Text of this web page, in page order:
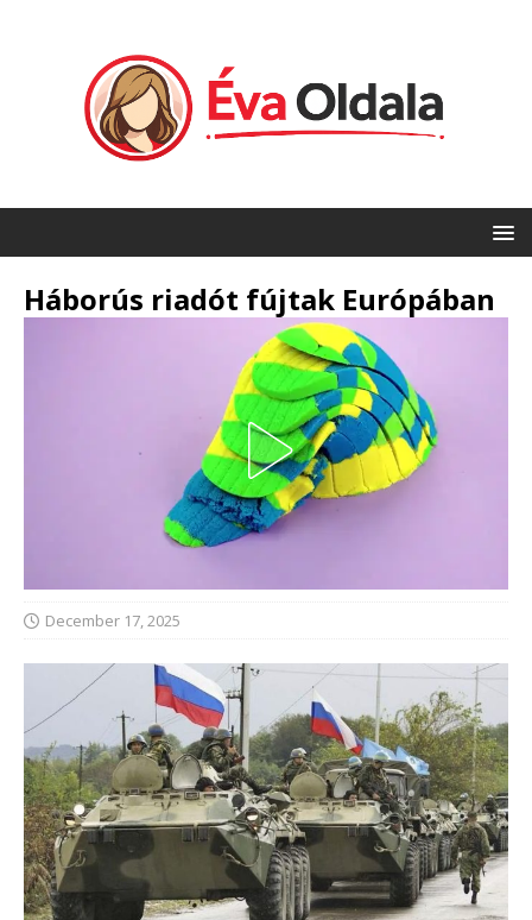
Háborús riadót fújtak Európában
December 17, 2025